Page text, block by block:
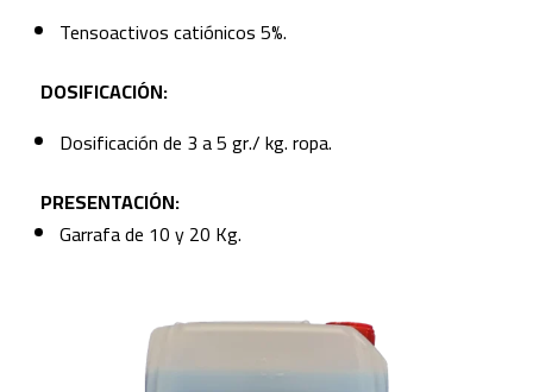
Tensoactivos catiónicos 5%.
DOSIFICACIÓN:
Dosificación de 3 a 5 gr./ kg. ropa.
PRESENTACIÓN:
Garrafa de 10 y 20 Kg.